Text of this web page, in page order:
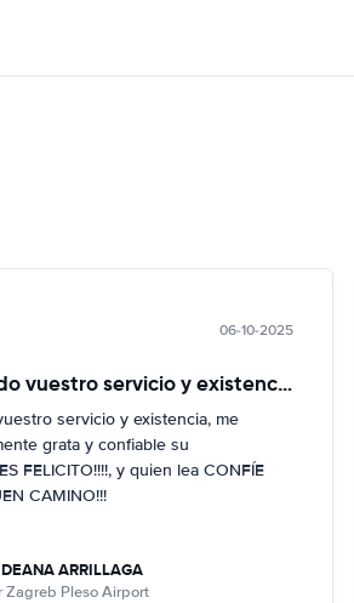
06-10-2025
Desconociendo vuestro servicio y existencia
servicio y existencia, me
grata y confiable su
FELICITO!!!!, y quien lea CONFÍE
CAMINO!!!
ARRILLAGA
Zagreb Pleso Airport